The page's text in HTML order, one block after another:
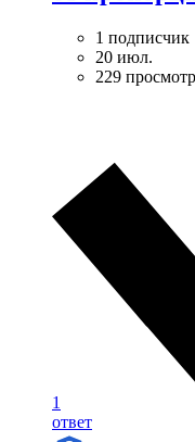
1 подписчик
20 июл.
229
1
ответ